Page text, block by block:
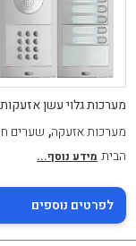
מערכות גלוי עשן אזעקות תקן 1337
מערכות אזעקה, שערים
הבית מידע נוסף...
לפרטים נוספים